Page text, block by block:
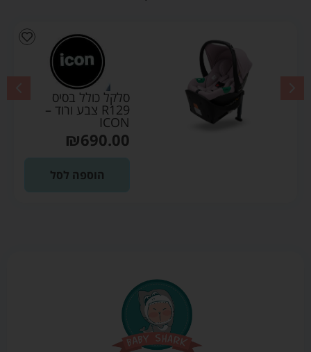
סלקל כולל בסיס
R129 צבע ורוד –
ICON
₪690.00
הוספה לסל